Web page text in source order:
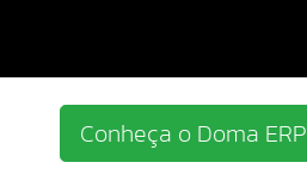
Conheça o Doma ERP